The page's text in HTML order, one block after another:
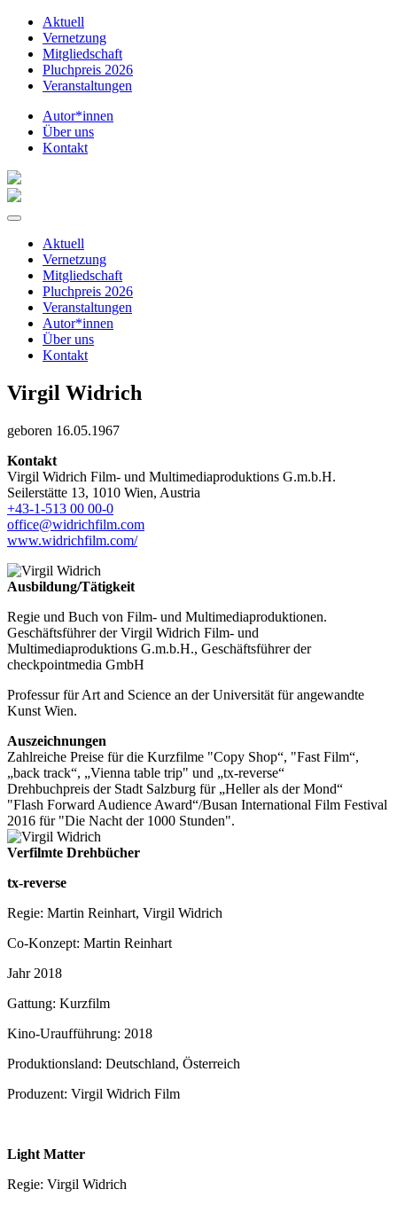
Aktuell
Vernetzung
Mitgliedschaft
Pluchpreis 2026
Veranstaltungen
Autor*innen
Über uns
Kontakt
Aktuell
Vernetzung
Mitgliedschaft
Pluchpreis 2026
Veranstaltungen
Autor*innen
Über uns
Kontakt
Virgil Widrich
geboren 16.05.1967
Kontakt
Virgil Widrich Film- und Multimediaproduktions G.m.b.H.
Seilerstätte 13, 1010 Wien, Austria
+43-1-513 00 00-0
office@widrichfilm.com
www.widrichfilm.com/
Ausbildung/Tätigkeit
Regie und Buch von Film- und Multimediaproduktionen.
Geschäftsführer der Virgil Widrich Film- und
Multimediaproduktions G.m.b.H., Geschäftsführer der
checkpointmedia GmbH
Professur für Art and Science an der Universität für angewandte
Kunst Wien.
Auszeichnungen
Zahlreiche Preise für die Kurzfilme "Copy Shop“, "Fast Film“,
„back track“, „Vienna table trip" und „tx-reverse“
Drehbuchpreis der Stadt Salzburg für „Heller als der Mond“
"Flash Forward Audience Award“/Busan International Film Festival
2016 für "Die Nacht der 1000 Stunden".
Verfilmte Drehbücher
tx-reverse
Regie: Martin Reinhart, Virgil Widrich
Co-Konzept: Martin Reinhart
Jahr 2018
Gattung: Kurzfilm
Kino-Uraufführung: 2018
Produktionsland: Deutschland, Österreich
Produzent: Virgil Widrich Film
Light Matter
Regie: Virgil Widrich